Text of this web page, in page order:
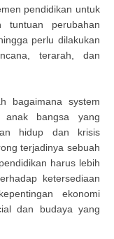
pendidikan untuk
tuntuan perubahan
perlu dilakukan
terarah, dan
bagaimana system
anak bangsa yang
hidup dan krisis
terjadinya sebuah
harus lebih
ketersediaan
ekonomi
dan budaya yang